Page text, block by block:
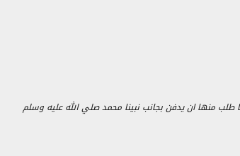
منها ان يدفن بجانب نبينا محمد صلي الله عليه وسلم